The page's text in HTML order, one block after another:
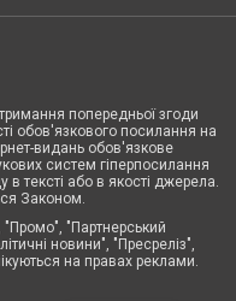
попередньої згоди
обов'язкового посилання на
видань обов'язкове
систем гіперпосилання
в тексті або в якості джерела.
Законом.
"Партнерський
новини", "Пресреліз",
на правах реклами.